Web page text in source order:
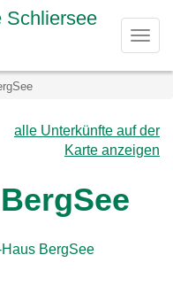
alle Unterkünfte auf der
Karte anzeigen